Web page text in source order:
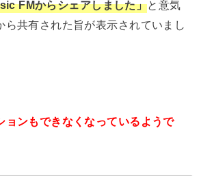
FMからシェアしました」と意気
ら共有された旨が表示されていまし
ョンもできなくなっているようで